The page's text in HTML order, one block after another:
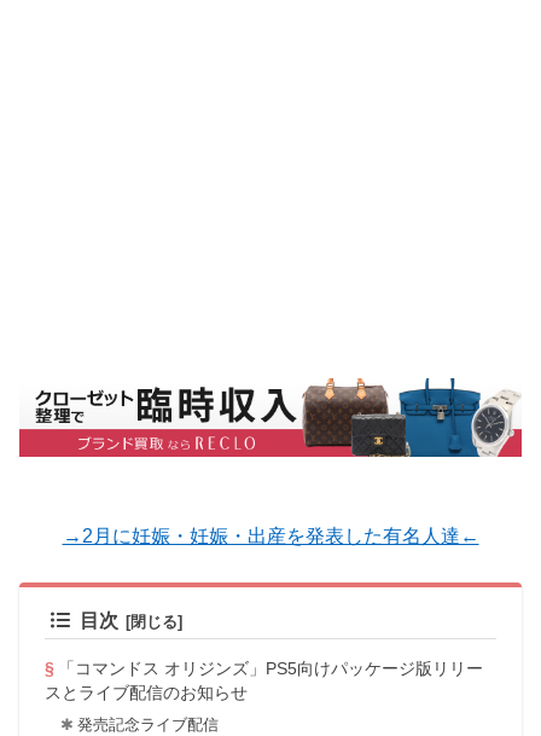
→2月に妊娠・妊娠・出産を発表した有名人達←
目次
「コマンドス オリジンズ」PS5向けパッケージ版リリー
スとライブ配信のお知らせ
発売記念ライブ配信